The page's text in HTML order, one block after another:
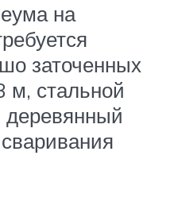
на
заточенных
м, стальной
деревянный